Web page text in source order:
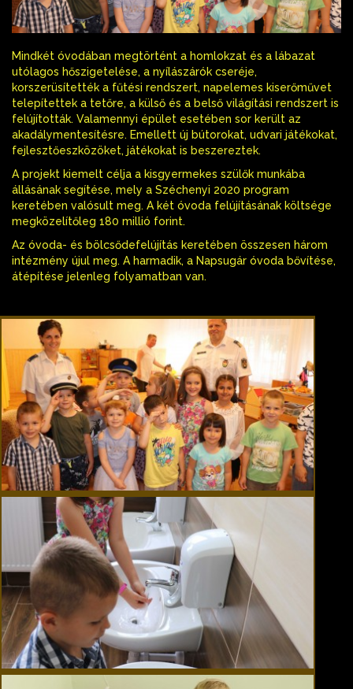
Mindkét óvodában megtörtént a homlokzat és a lábazat
utólagos hőszigetelése, a nyílászárók cseréje,
korszerüsítették a fűtési rendszert, napelemes kiserőművet
telepítettek a tetőre, a külső és a belső világítási rendszert is
felújították. Valamennyi épület esetében sor került az
akadálymentesítésre. Emellett új bútorokat, udvari játékokat,
fejlesztőeszközöket, játékokat is beszereztek.
A projekt kiemelt célja a kisgyermekes szülők munkába
állásának segítése, mely a Széchenyi 2020 program
keretében valósult meg. A két óvoda felújításának költsége
megközelítőleg 180 millió forint.
Az óvoda- és bölcsődefelújítás keretében összesen három
intézmény újul meg. A harmadik, a Napsugár óvoda bővítése,
átépítése jelenleg folyamatban van.